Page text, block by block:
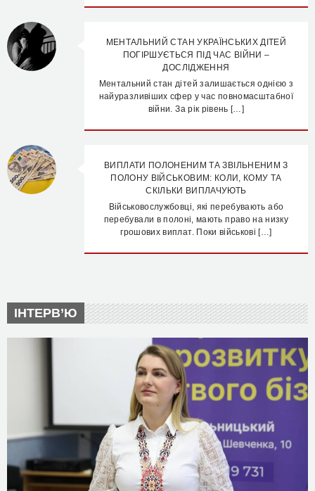
МЕНТАЛЬНИЙ СТАН УКРАЇНСЬКИХ ДІТЕЙ
ПОГІРШУЄТЬСЯ ПІД ЧАС ВІЙНИ –
ДОСЛІДЖЕННЯ
Ментальний стан дітей залишається однією з
найуразливіших сфер у час повномасштабної
війни. За рік рівень […]
ВИПЛАТИ ПОЛОНЕНИМ ТА ЗВІЛЬНЕНИМ З
ПОЛОНУ ВІЙСЬКОВИМ: КОЛИ, КОМУ ТА
СКІЛЬКИ ВИПЛАЧУЮТЬ
Військовослужбовці, які перебувають або
перебували в полоні, мають право на низку
грошових виплат. Поки військові […]
ІНТЕРВ’Ю